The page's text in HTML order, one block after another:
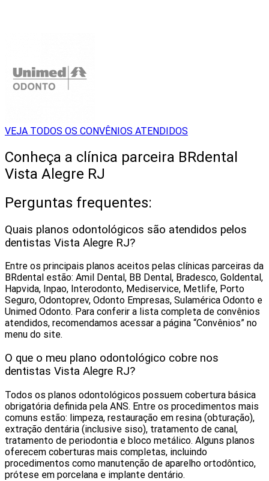
VEJA TODOS OS CONVÊNIOS ATENDIDOS
Conheça a clínica parceira BRdental
Vista Alegre RJ
Perguntas frequentes:
Quais planos odontológicos são atendidos pelos
dentistas Vista Alegre RJ?
Entre os principais planos aceitos pelas clínicas parceiras da
BRdental estão: Amil Dental, BB Dental, Bradesco, Goldental,
Hapvida, Inpao, Interodonto, Mediservice, Metlife, Porto
Seguro, Odontoprev, Odonto Empresas, Sulamérica Odonto e
Unimed Odonto. Para conferir a lista completa de convênios
atendidos, recomendamos acessar a página “Convênios” no
menu do site.
O que o meu plano odontológico cobre nos
dentistas Vista Alegre RJ?
Todos os planos odontológicos possuem cobertura básica
obrigatória definida pela ANS. Entre os procedimentos mais
comuns estão: limpeza, restauração em resina (obturação),
extração dentária (inclusive siso), tratamento de canal,
tratamento de periodontia e bloco metálico. Alguns planos
oferecem coberturas mais completas, incluindo
procedimentos como manutenção de aparelho ortodôntico,
prótese em porcelana e implante dentário.